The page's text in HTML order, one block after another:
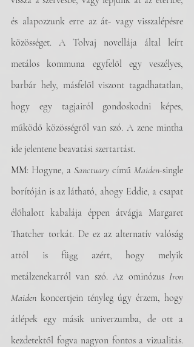
és alapozzunk erre az át- vagy visszalépésre
közösséget. A Tolvaj novellája által leírt
metálos kommuna egyfelől egy veszélyes,
barbár hely, másfelől viszont tagadhatatlan,
hogy egy tagjairól gondoskodni képes,
működő közösségről van szó. A zene mintha
ide jelentene beavatási szertartást.
MM: Hogyne, a Sanctuary című Maiden-single
borítóján is az látható, ahogy Eddie, a csapat
élőhalott kabalája éppen átvágja Margaret
Thatcher torkát. De ez az alternatív valóság
attól is függ azért, hogy melyik
metálzenekarról van szó. Az ominózus Iron
Maiden koncertjein tényleg úgy érzem, hogy
átlépek egy másik univerzumba, de ott a
kezdetektől fogva nagyon fontos a vizualitás.